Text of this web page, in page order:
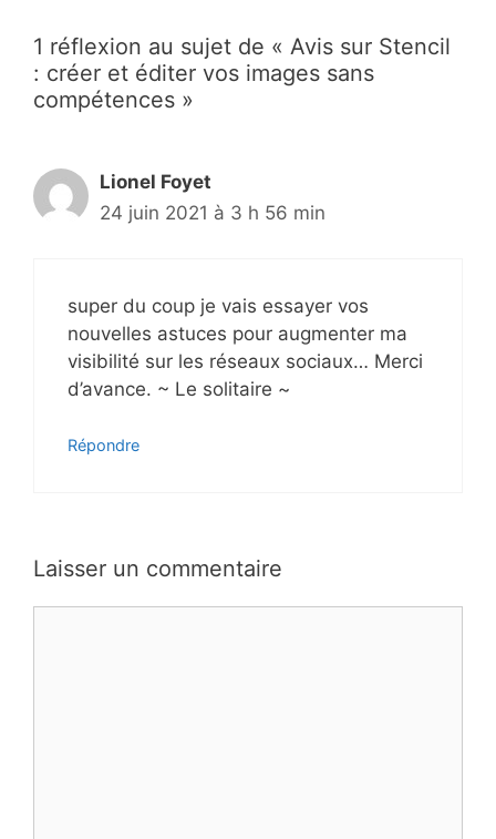
1 réflexion au sujet de « Avis sur Stencil
: créer et éditer vos images sans
compétences »
Lionel Foyet
24 juin 2021 à 3 h 56 min
super du coup je vais essayer vos
nouvelles astuces pour augmenter ma
visibilité sur les réseaux sociaux… Merci
d’avance. ~ Le solitaire ~
Répondre
Laisser un commentaire